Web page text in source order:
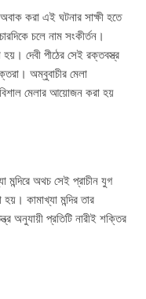
করা এই ঘটনার সাক্ষী হতে
চলে নাম সংকীর্তন।
দেবী পীঠের সেই রক্তবস্ত্র
অম্বুবাচীর মেলা
মেলার আয়োজন করা হয়
মন্দিরে অথচ সেই প্রাচীন যুগ
কামাখ্যা মন্দির তার
অনুযায়ী প্রতিটি নারীই শক্তির